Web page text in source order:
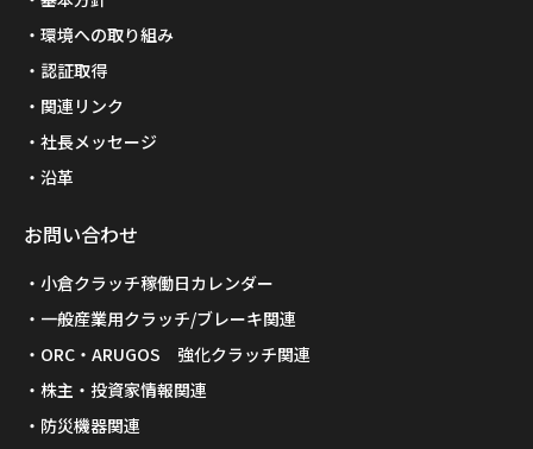
環境への取り組み
認証取得
関連リンク
社長メッセージ
沿革
お問い合わせ
小倉クラッチ稼働日カレンダー
一般産業用クラッチ/ブレーキ関連
ORC・ARUGOS 強化クラッチ関連
株主・投資家情報関連
防災機器関連